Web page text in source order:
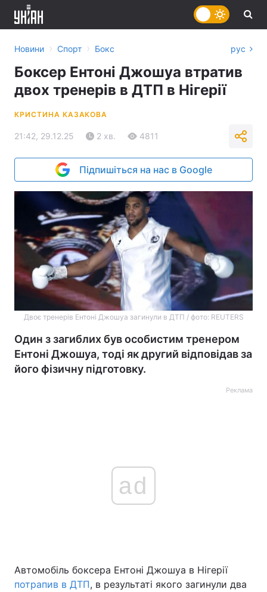
Головна Війна
Новини › Спорт › Бокс рус
Боксер Ентоні Джошуа втратив
двох тренерів в ДТП в Нігерії
КРИСТИНА КАЗАКОВА
21:42, 29.12.25 2 хв. 4811
Підпишіться на нас в Google
Двоє тренерів Ентоні Джошуа загинули в ДТП / фото: REUTERS
Один з загиблих був особистим тренером
Ентоні Джошуа, тоді як другий відповідав за
його фізичну підготовку.
Реклама
ad
Автомобіль боксера Ентоні Джошуа в Нігерії
потрапив в ДТП, в результаті якого загинули два